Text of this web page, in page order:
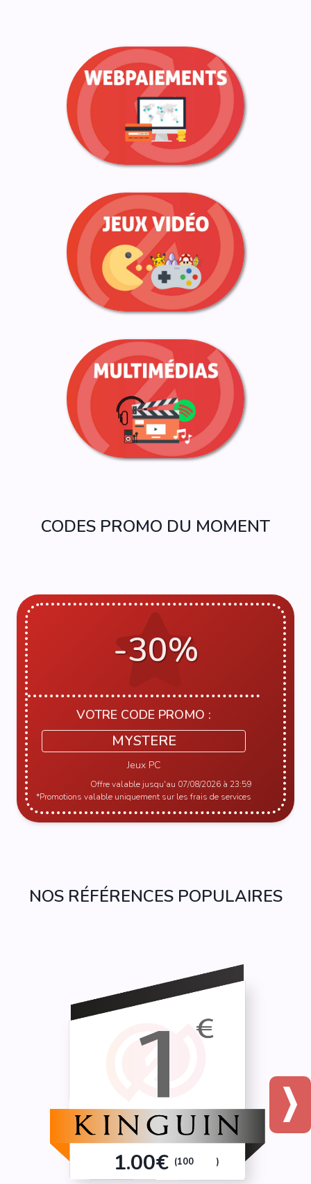
CODES PROMO DU MOMENT
-30%
VOTRE CODE PROMO :
MYSTERE
Jeux PC
Offre valable jusqu'au 07/08/2026 à 23:59
*Promotions valable uniquement sur les frais de services
NOS RÉFÉRENCES POPULAIRES
1.00€ (100 )